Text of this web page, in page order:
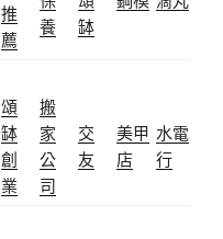
推
薦
養
缽
頌
缽
創
業
搬
家
公
司
交
友
美甲
店
水電
行